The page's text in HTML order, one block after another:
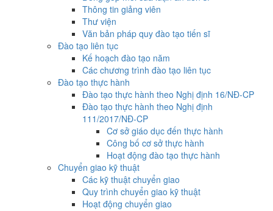
Thông tin giảng viên
Thư viện
Văn bản pháp quy đào tạo tiến sĩ
Đào tạo liên tục
Kế hoạch đào tạo năm
Các chương trình đào tạo liên tục
Đào tạo thực hành
Đào tạo thực hành theo Nghị định 16/NĐ-CP
Đào tạo thực hành theo Nghị định
111/2017/NĐ-CP
Cơ sở giáo dục đến thực hành
Công bố cơ sở thực hành
Hoạt động đào tạo thực hành
Chuyển giao kỹ thuật
Các kỹ thuật chuyển giao
Quy trình chuyển giao kỹ thuật
Hoạt động chuyển giao